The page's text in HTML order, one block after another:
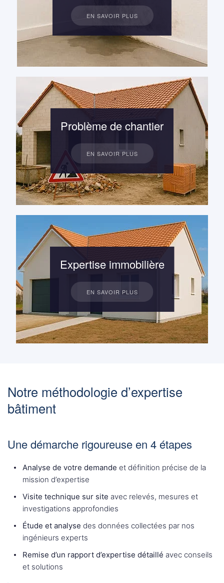
EN SAVOIR PLUS
Problème de chantier
EN SAVOIR PLUS
Expertise immobilière
EN SAVOIR PLUS
Notre méthodologie d’expertise
bâtiment
Une démarche rigoureuse en 4 étapes
Analyse de votre demande et définition précise de la
mission d’expertise
Visite technique sur site avec relevés, mesures et
investigations approfondies
Étude et analyse des données collectées par nos
ingénieurs experts
Remise d’un rapport d’expertise détaillé avec conseils
et solutions